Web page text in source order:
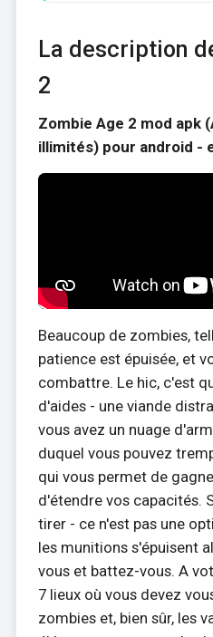
La description
2
Zombie Age 2 mod apk
illimités) pour android -
Beaucoup de zombies,
patience est épuisée, et
combattre. Le hic, c'est
d'aides - une viande
vous avez un nuage
duquel vous pouvez
qui vous permet de
d'étendre vos capacités.
tirer - ce n'est pas une
les munitions s'épuisent
vous et battez-vous. A
7 lieux où vous devez
zombies et, bien sûr, les